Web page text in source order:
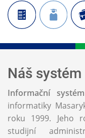
Náš systém
Informační
informatiky
roku 1999. Jeho
studijní